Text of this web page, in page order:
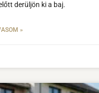
derüljön ki a baj.
»